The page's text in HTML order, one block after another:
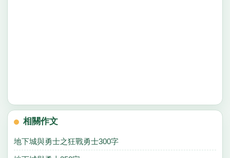
相關作文
地下城與勇士之狂戰勇士300字